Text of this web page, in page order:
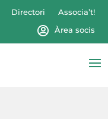
Directori
Associa’t!
Àrea socis